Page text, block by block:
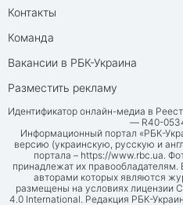
Контакты
Команда
Вакансии в РБК-Украина
Разместить рекламу
Идентификатор онлайн-медиа в
— R40-
Информационный портал «РБК-
версию (украинскую, русскую и
портала – https://www.rbc.ua.
принадлежат их правообладателям.
авторами которых являются
размещены на условиях лицензии
4.0 International. Редакция РБК-